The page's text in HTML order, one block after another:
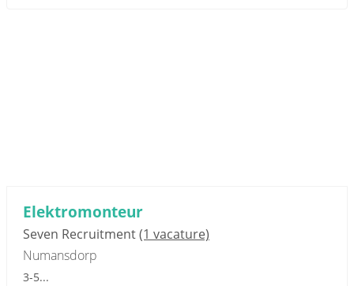
Elektromonteur
Seven Recruitment(1 vacature)
Numansdorp
3-5...